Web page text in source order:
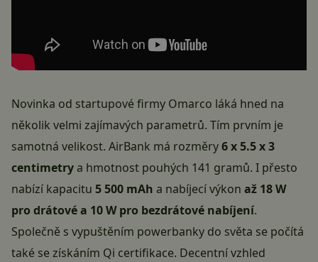
Novinka od startupové firmy Omarco láká hned na
několik velmi zajímavých parametrů. Tím prvním je
samotná velikost. AirBank má rozměry6 x 5.5 x 3
centimetrya hmotnost pouhých 141 gramů. I přesto
nabízí kapacitu 5 500 mAh a nabíjecí výkon až 18 W
pro drátové a 10 W pro bezdrátové nabíjení.
Společně s vypuštěním powerbanky do světa se počítá
také se získáním Qi certifikace. Decentní vzhled